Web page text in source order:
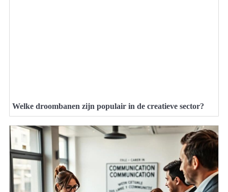
Welke droombanen zijn populair in de creatieve sector?